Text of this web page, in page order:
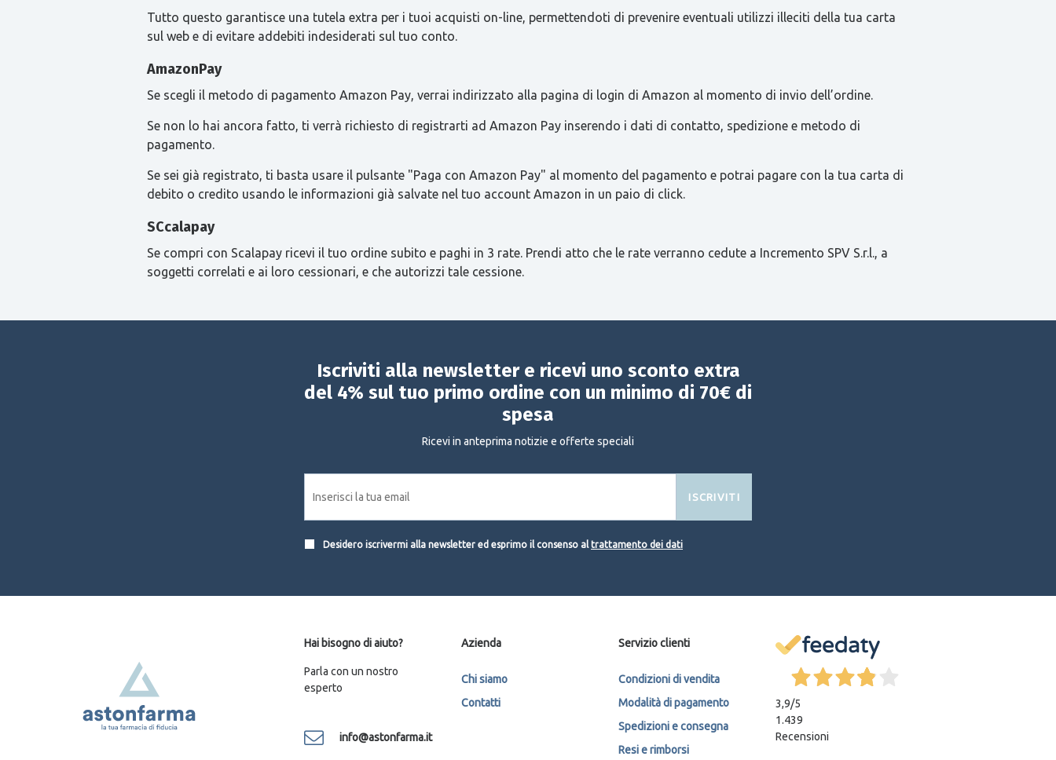
Tutto questo garantisce una tutela extra per i tuoi acquisti on-line, permettendoti di prevenire eventuali utilizzi illeciti della tua carta
sul web e di evitare addebiti indesiderati sul tuo conto.
AmazonPay
Se scegli il metodo di pagamento Amazon Pay, verrai indirizzato alla pagina di login di Amazon al momento di invio dell’ordine.
Se non lo hai ancora fatto, ti verrà richiesto di registrarti ad Amazon Pay inserendo i dati di contatto, spedizione e metodo di
pagamento.
Se sei già registrato, ti basta usare il pulsante "Paga con Amazon Pay" al momento del pagamento e potrai pagare con la tua carta di
debito o credito usando le informazioni già salvate nel tuo account Amazon in un paio di click.
SCcalapay
Se compri con Scalapay ricevi il tuo ordine subito e paghi in 3 rate. Prendi atto che le rate verranno cedute a Incremento SPV S.r.l., a
soggetti correlati e ai loro cessionari, e che autorizzi tale cessione.
Iscriviti alla newsletter e ricevi uno sconto extra
del 4% sul tuo primo ordine con un minimo di 70€ di
spesa
Ricevi in anteprima notizie e offerte speciali
ISCRIVITI
Desidero iscrivermi alla newsletter ed esprimo il consenso al trattamento dei dati
Hai bisogno di aiuto?
Parla con un nostro
esperto
info@astonfarma.it
Azienda
Chi siamo
Contatti
Servizio clienti
Condizioni di vendita
Modalità di pagamento
Spedizioni e consegna
Resi e rimborsi
3,9/5
1.439
Recensioni